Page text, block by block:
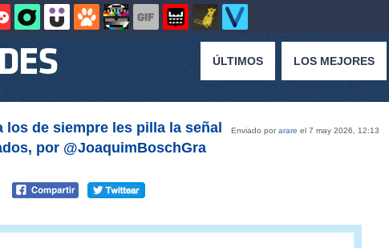
ÚLTIMOS LOS MEJORES
Enviado porarare el 7 may 2026, 12:13
de siempre les pilla la señal
por @JoaquimBoschGra